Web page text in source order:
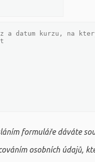
formuláře dáváte
osobních údajů,